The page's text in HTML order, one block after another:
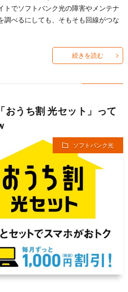
トでソフトバンク光の障害やメンテナ
調べるにしても、そもそも回線がつな
続きを読む
おうち割 光セット」って
ソフトバンク光